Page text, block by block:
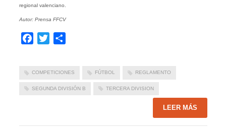
regional valenciano.
Autor: Prensa FFCV
Facebook
Twitter
COMPETICIONES FÚTBOL REGLAMENTO
SEGUNDA DIVISIÓN B TERCERA DIVISION
LEER MÁS